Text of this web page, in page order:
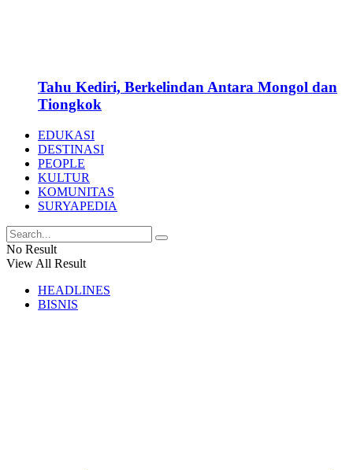
Tahu Kediri, Berkelindan Antara Mongol dan
Tiongkok
EDUKASI
DESTINASI
PEOPLE
KULTUR
KOMUNITAS
SURYAPEDIA
No Result
View All Result
HEADLINES
BISNIS